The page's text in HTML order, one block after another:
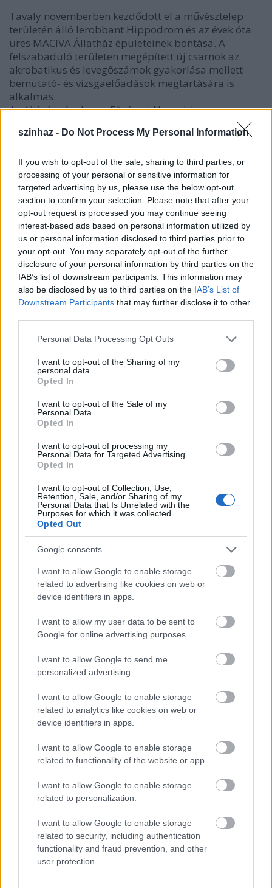
szinhaz - Do Not Process My Personal Information
If you wish to opt-out of the sale, sharing to third parties, or
processing of your personal or sensitive information for
targeted advertising by us, please use the below opt-out
section to confirm your selection. Please note that after your
opt-out request is processed you may continue seeing
interest-based ads based on personal information utilized by
us or personal information disclosed to third parties prior to
your opt-out. You may separately opt-out of the further
disclosure of your personal information by third parties on the
IAB’s list of downstream participants. This information may
also be disclosed by us to third parties on the IAB’s List of
Downstream Participants that may further disclose it to other
Please note that this website/app uses one or more Google
not limited to your visit or usage behaviour. You may click to
grant or deny consent to Google and its third-party tags to
use your data for below specified purposes in below Google
consent section.
Personal Data Processing Opt Outs
I want to opt-out of the Sharing of my
personal data.
Opted In
I want to opt-out of the Sale of my
Personal Data.
Opted In
I want to opt-out of processing my
Personal Data for Targeted Advertising.
Opted In
I want to opt-out of Collection, Use,
Retention, Sale, and/or Sharing of my
Personal Data that Is Unrelated with the
Purposes for which it was collected.
Opted Out
Google consents
I want to allow Google to enable storage
related to advertising like cookies on web or
device identifiers in apps.
I want to allow my user data to be sent to
Google for online advertising purposes.
I want to allow Google to send me
personalized advertising.
I want to allow Google to enable storage
related to analytics like cookies on web or
device identifiers in apps.
I want to allow Google to enable storage
related to functionality of the website or app.
I want to allow Google to enable storage
related to personalization.
I want to allow Google to enable storage
related to security, including authentication
functionality and fraud prevention, and other
user protection.
Tavaly novemberben kezdődött el a művésztelep
területén álló lerobbant Hippodrom és az évek óta
üres MACIVA Állatház épületeinek bontása. A
felszabaduló területen megépített új csarnok az
akrobatikus és levegőszámok gyakorlása mellett
bemutató- és vizsgaelőadások megtartására is
alkalmas.
Az új építményben a Fővárosi Nagycirkusz
kialakítható. A csarnok - a galéria szintet is
méter kupolamagasságú épületben a bemutató
előadások során mintegy 132 fő részére van
lehetőség ülőhely kialakítására. A csaknem 902
négyzetméter alapterületű épület egy átjáró híddal
csatlakozik a Művésztelepen lévő másik
próbateremhez.
Kriza Zsigmond,a MACIVA igazgatója
hangsúlyozta: ahhoz, hogy a magyar cirkusz
visszanyerje régi hírnevét, rá kell erősíteni az
artistaképzésre. Mint elmondta, az új csarnok lesz a
bázisa a Jövő Cirkusza projektnek, amelyet az
artistaképzés módszertani és szakmai megújítása,
érdekében indítottak el.
"A program célja, hogy a magyar artistaképzés
felzárkózzon a világ élvonalához és az
artistavilágban Magyarország visszaszerezze
egykori cirkusznemzeti státuszát" - fogalmazott.
Kriza Zsigmondelmondta, hogy a Jövő Cirkusza
program egyik alapvető eleme a nemzetközi
kapcsolatrendszer megerősítése. A MACIVA a több
mint 100 artistanövendék képzését végző Baross
Imre Artistaképző Szakközépiskola és Szakiskola
fenntartójaként újra kívánja építeni a nemzetközi
cirkusziskolákhoz fűződő, évtizedek óta elhanyagolt
kapcsolatrendszert.
A programba már bekapcsolódott a madridi
Cirkusziskolák Európai Szövetsége (FEDEC). A
2014-es év elején a cirkuszvilág krémje is birtokba
veszi a Fővárosi Nagycirkuszt és a Hungária
Cirkuszcsarnokot a január 9. és 13. között